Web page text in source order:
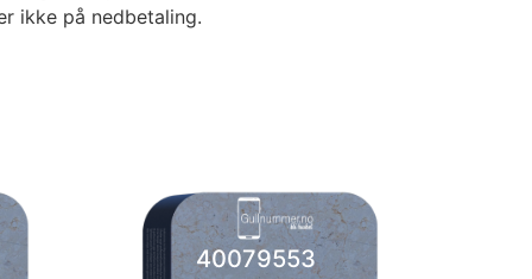
ikke på nedbetaling.
40079553